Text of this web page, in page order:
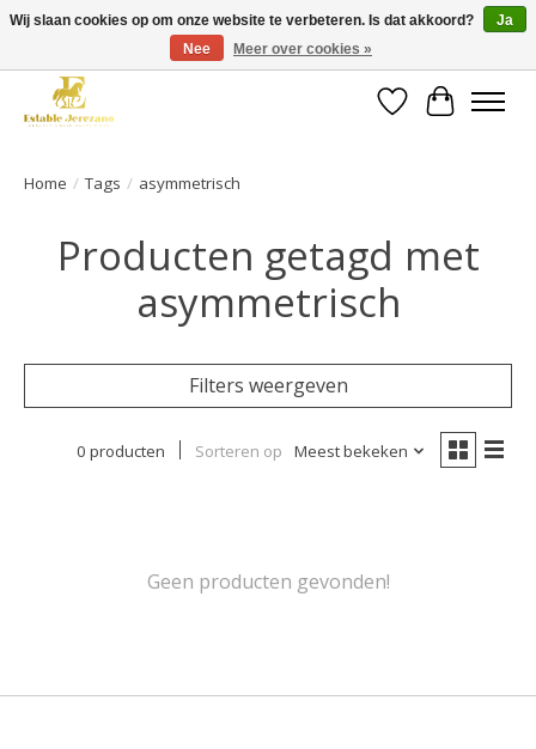
Gratis verzending vanaf €49 op een groot deel van ons assortiment
Verlanglijst
Home / Tags / asymmetrisch
Producten getagd met
asymmetrisch
Filters weergeven
0 producten Sorteren op Meest bekeken
Geen producten gevonden!
Wij slaan cookies op om onze website te verbeteren. Is dat akkoord?
Ja
Nee
Meer over cookies »